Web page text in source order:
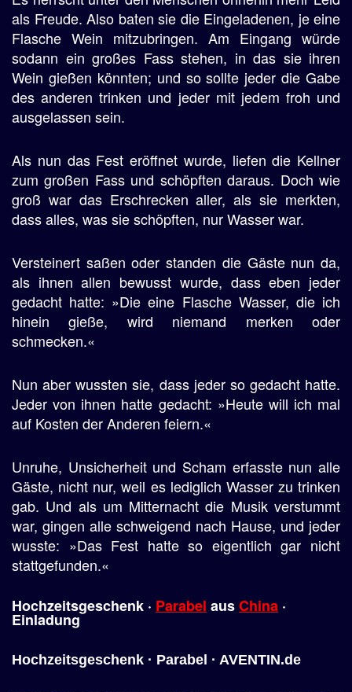
als Freude. Also baten sie die Eingeladenen, je eine
Flasche Wein mitzubringen. Am Eingang würde
sodann ein großes Fass stehen, in das sie ihren
Wein gießen könnten; und so sollte jeder die Gabe
des anderen trinken und jeder mit jedem froh und
ausgelassen sein.
Als nun das Fest eröffnet wurde, liefen die Kellner
zum großen Fass und schöpften daraus. Doch wie
groß war das Erschrecken aller, als sie merkten,
dass alles, was sie schöpften, nur Wasser war.
Versteinert saßen oder standen die Gäste nun da,
als ihnen allen bewusst wurde, dass eben jeder
gedacht hatte: »Die eine Flasche Wasser, die ich
hinein gieße, wird niemand merken oder
schmecken.«
Nun aber wussten sie, dass jeder so gedacht hatte.
Jeder von ihnen hatte gedacht: »Heute will ich mal
auf Kosten der Anderen feiern.«
Unruhe, Unsicherheit und Scham erfasste nun alle
Gäste, nicht nur, weil es lediglich Wasser zu trinken
gab. Und als um Mitternacht die Musik verstummt
war, gingen alle schweigend nach Hause, und jeder
wusste: »Das Fest hatte so eigentlich gar nicht
stattgefunden.«
Hochzeitsgeschenk · Parabel ausChina ·
Einladung
Hochzeitsgeschenk · Parabel · AVENTIN.de